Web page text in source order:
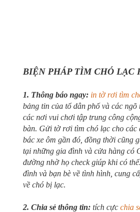
BIỆN PHÁP TÌM CHÓ LẠC
1. Thông báo ngay: in tờ rơi tìm
bảng tin của tổ dân phố và các ngõ
các nơi vui chơi tập trung công
bàn. Gửi tờ rơi tìm chó lạc cho các
bác xe ôm gần đó, đồng thời cũng
tại những gia đình và cửa hàng có
đường nhờ họ check giúp khi có
đình và bạn bè về tình hình, cung
về chó bị lạc.
2. Chia sẻ thông tin: tích cực chia